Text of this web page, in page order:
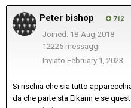
Peter bishop 712
Joined: 18-Aug-2018
12225 messaggi
Inviato February 1, 2023
Si rischia che sia tutto
da che parte sta Elkann e se